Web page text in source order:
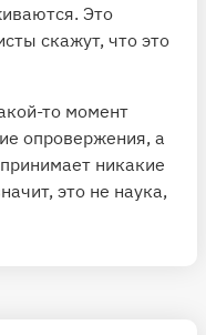
Это
скажут, что это
то момент
опровержения, а
никакие
это не наука,